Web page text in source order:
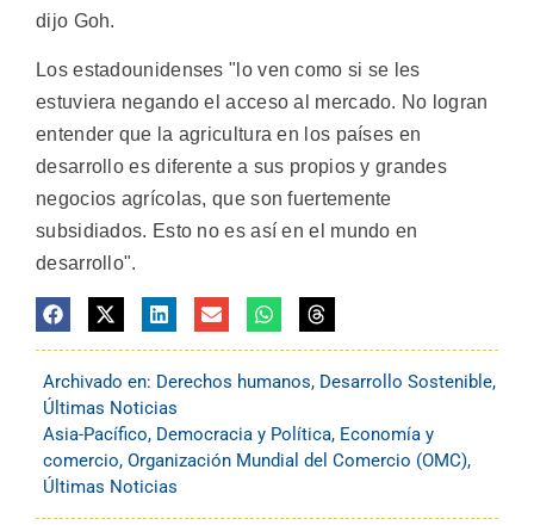
dijo Goh.
Los estadounidenses "lo ven como si se les
estuviera negando el acceso al mercado. No logran
entender que la agricultura en los países en
desarrollo es diferente a sus propios y grandes
negocios agrícolas, que son fuertemente
subsidiados. Esto no es así en el mundo en
desarrollo".
Archivado en: Derechos humanos, Desarrollo Sostenible,
Últimas Noticias
Asia-Pacífico, Democracia y Política, Economía y
comercio, Organización Mundial del Comercio (OMC),
Últimas Noticias